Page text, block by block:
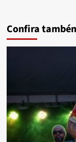
Confira